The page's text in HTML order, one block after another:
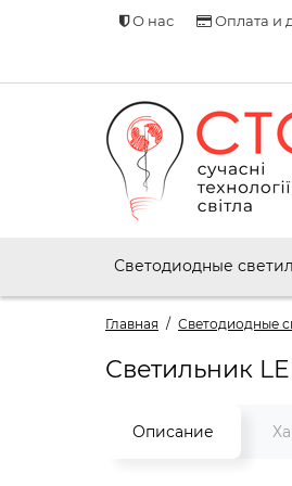
О нас Оплата и
Светодиодные
Главная Светодиодные
Светильник
Описание